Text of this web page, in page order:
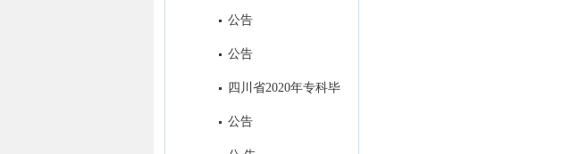
行到我校考察调研招生工作
公告
公告
四川省2020年专科毕
业退役军人和普通高职（专科）
公告